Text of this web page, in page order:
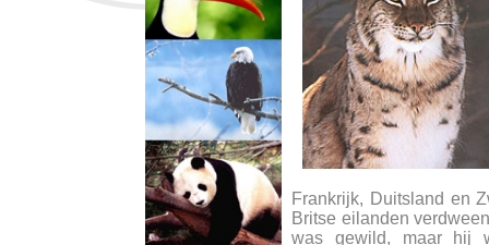
Frankrijk, Duitsland en
Britse eilanden
was gewild, maar hij